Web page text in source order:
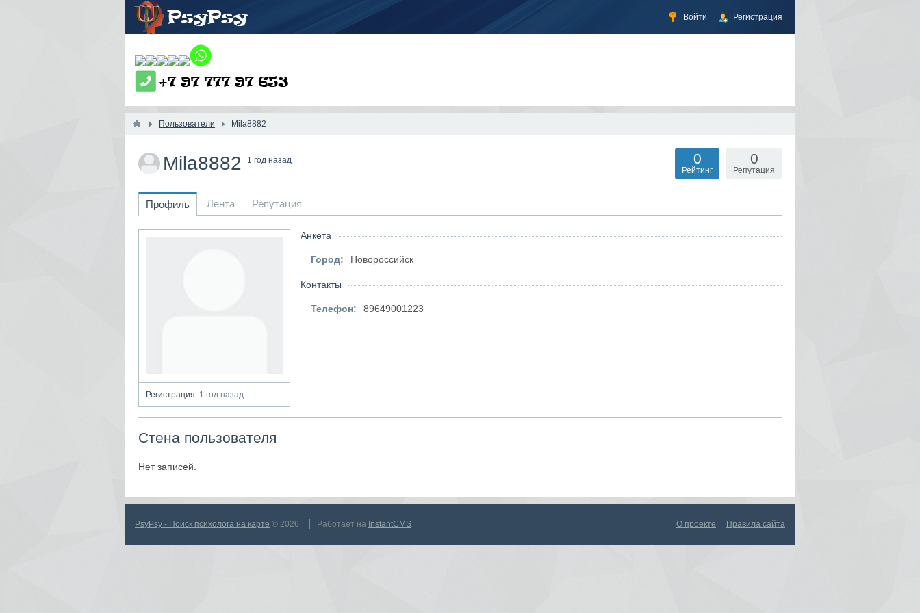
Войти Регистрация
Пользователи Mila8882
Mila8882 1 год назад 0
Репутация
0
Рейтинг
Профиль Лента Репутация
Регистрация: 1 год назад
Анкета
Город: Новороссийск
Контакты
Телефон: 89649001223
Стена пользователя
Нет записей.
PsyPsy - Поиск психолога на карте © 2026 Работает на InstantCMS О проекте Правила сайта